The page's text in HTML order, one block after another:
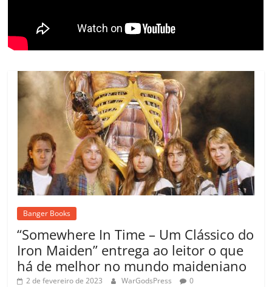
m
Banger Books
“Somewhere In Time – Um Clássico do
Iron Maiden” entrega ao leitor o que
há de melhor no mundo maideniano
2 de fevereiro de 2023 WarGodsPress 0